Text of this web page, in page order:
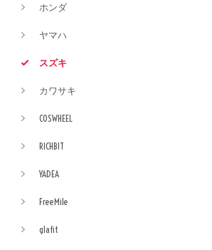
ホンダ
ヤマハ
スズキ
カワサキ
COSWHEEL
RICHBIT
YADEA
FreeMile
glafit